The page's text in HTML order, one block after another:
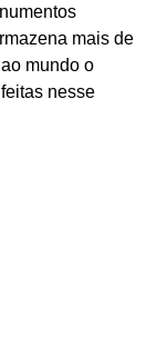
mais de
mundo o
nesse